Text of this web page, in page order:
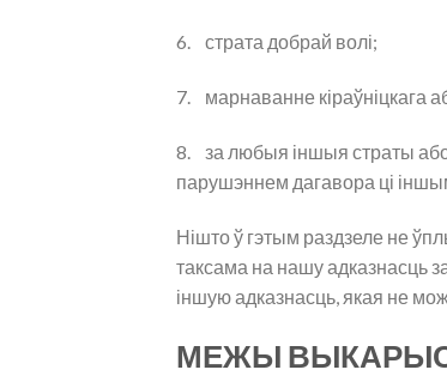
6. страта добрай волі;
7. марнаванне кіраўніцкага
8. за любыя іншыя страты або
парушэннем дагавора ці
Нішто ў гэтым раздзеле не
таксама на нашу адказнасць
іншую адказнасць, якая не
МЕЖЫ